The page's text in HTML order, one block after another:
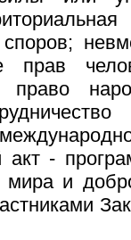
споров;
прав
право
акт -
мира и